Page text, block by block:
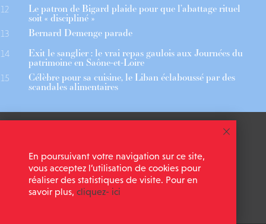
12 Le patron de Bigard plaide pour que l’abattage rituel
soit « discipliné »
13 Bernard Demenge parade
14 Exit le sanglier : le vrai repas gaulois aux Journées du
patrimoine en Saône-et-Loire
15 Célèbre pour sa cuisine, le Liban éclaboussé par des
scandales alimentaires
MENTIONS LÉGALES
En poursuivant votre navigation sur ce site,
vous acceptez l’utilisation de cookies pour
réaliser des statistiques de visite. Pour en
savoir plus, cliquez- ici